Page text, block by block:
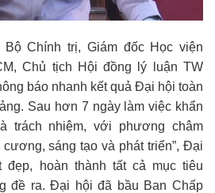
Chính trị, Giám đốc Học viện
Chủ tịch Hội đồng lý luận TW
báo nhanh kết quả Đại hội toàn
Sau hơn 7 ngày làm việc khẩn
trách nhiệm, với phương châm
sáng tạo và phát triển”, Đại
đẹp, hoàn thành tất cả mục tiêu
đề ra. Đại hội đã bầu Ban Chấp